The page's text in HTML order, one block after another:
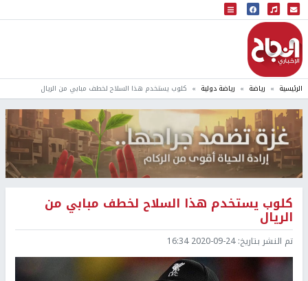
البث المباشر
إذاعة النجاح
الرئيسية رياضة رياضة دولية كلوب يستخدم هذا السلاح لخطف مبابي من الريال
كلوب يستخدم هذا السلاح لخطف مبابي من
الريال
تم النشر بتاريخ:2020-09-24 16:34